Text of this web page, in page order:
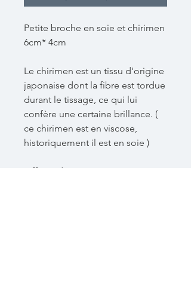
Petite broche en soie et chirimen
6cm* 4cm
Le chirimen est un tissu d'origine
japonaise dont la fibre est tordue
durant le tissage, ce qui lui
confère une certaine brillance. (
ce chirimen est en viscose,
historiquement il est en soie )
taffetas de soie orange ,